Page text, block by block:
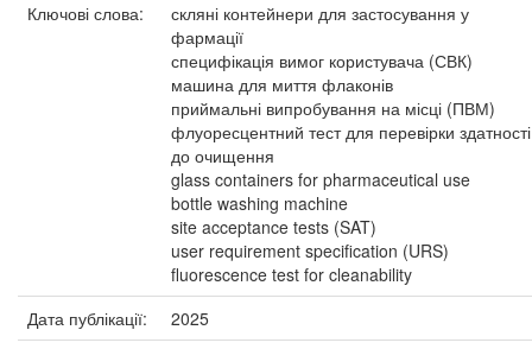
Ключові слова:
скляні контейнери для застосування у
фармації
специфікація вимог користувача (СВК)
машина для миття флаконів
приймальні випробування на місці (ПВМ)
флуоресцентний тест для перевірки здатності
до очищення
glass containers for pharmaceutical use
bottle washing machine
site acceptance tests (SAT)
user requirement specification (URS)
fluorescence test for cleanability
Дата публікації:
2025